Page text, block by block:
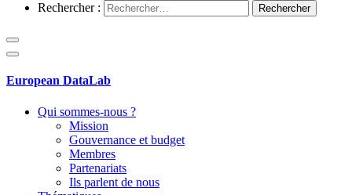
Rechercher :
European DataLab
Qui sommes-nous ?
Mission
Gouvernance et budget
Membres
Partenariats
Ils parlent de nous